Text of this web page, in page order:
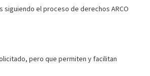
el proceso de derechos ARCO
pero que permiten y facilitan